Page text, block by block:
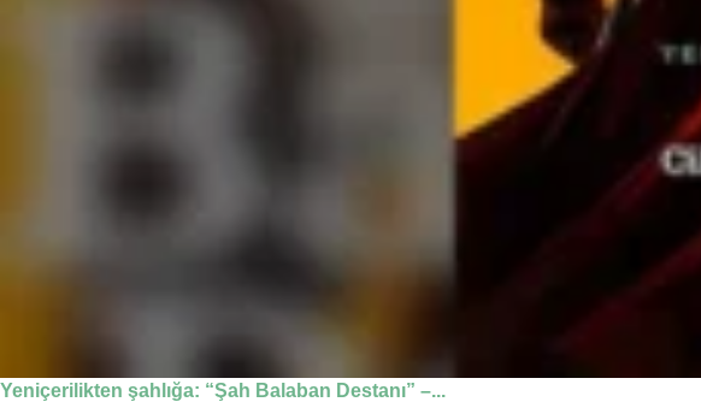
Yeniçerilikten şahlığa: “Şah Balaban Destanı” –...